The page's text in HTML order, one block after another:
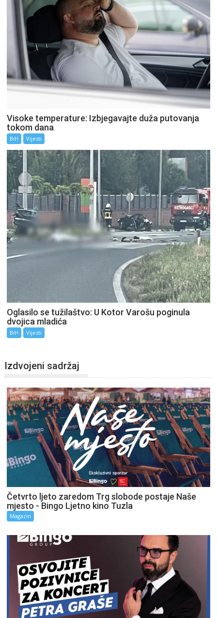
Visoke temperature: Izbjegavajte duža putovanja
tokom dana
BiH Vijesti
Oglasilo se tužilaštvo: U Kotor Varošu poginula
dvojica mladića
BiH Vijesti
Izdvojeni sadržaj
Četvrto ljeto zaredom Trg slobode postaje Naše
mjesto - Bingo Ljetno kino Tuzla
Magazin